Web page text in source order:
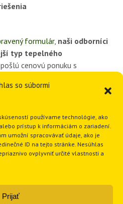
so súbormi
používame technológie, ako
prístup k informáciám o zariadení.
umožní spracovávať údaje, ako je
ID na tejto stránke. Nesúhlas
ovplyvniť určité vlastnosti a
Prijať
formulár, naši odborníci
typ tepelného
cenovú ponuku s
návrh …
poradia